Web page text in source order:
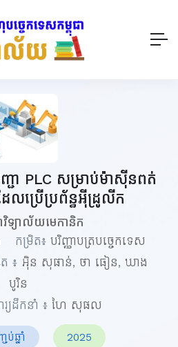
ញ្ជា PLC សម្រាប់ម៉ាស៊ីនពត់
លប្រើប្រព័ន្ធអ៊ីដ្រូលីក
ទ្យាល័យមេកានិក
កម្រិត៖ បរិញ្ញាបត្របច្ចេកទេស
៖ អ៊ិន សុផាន់, ថា ធៀន, ឃាង
បូរិន
រ្យដឹកនាំ ៖ ហៃ សុផល
ឆ្នាំ 2025